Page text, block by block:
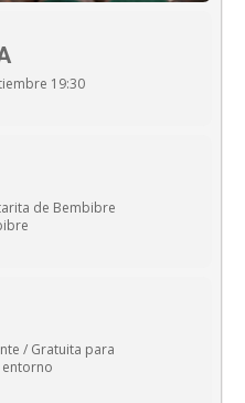
19:30
de Bembibre
/ Gratuita para